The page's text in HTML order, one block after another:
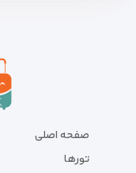
صفحه اصلی
تورها